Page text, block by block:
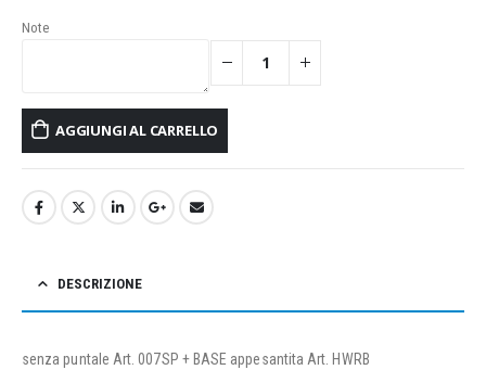
Note
AGGIUNGI AL CARRELLO
DESCRIZIONE
senza puntale Art. 007SP + BASE appesantita Art. HWRB